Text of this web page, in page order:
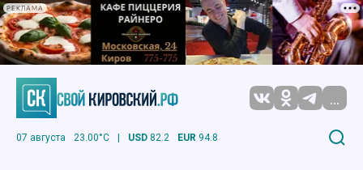
РЕКЛАМА
...
07 августа 23.00°C | USD 82.2 EUR 94.8